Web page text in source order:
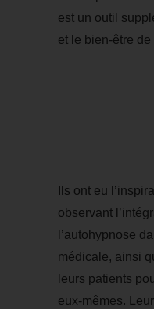
est un outil
et le bien-être
Ils ont eu
observant
l’autohypnose
médicale, ainsi
leurs patients
eux-mêmes.